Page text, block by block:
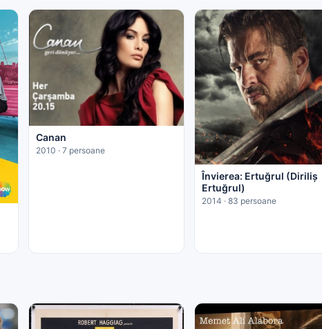
Canan
2010 · 7 persoane
Învierea: Ertuğrul (Diriliş
Ertuğrul)
2014 · 83 persoane